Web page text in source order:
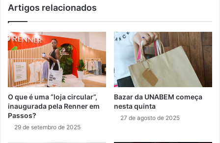
Artigos relacionados
O que é uma “loja circular”,
inaugurada pela Renner em
Passos?
29 de setembro de 2025
Bazar da UNABEM começa
nesta quinta
27 de agosto de 2025